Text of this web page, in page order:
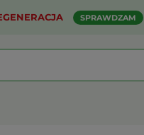
SPRAWDZAM